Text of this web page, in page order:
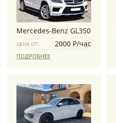
Mercedes-Benz GL350
ЦЕНА ОТ: 2000 Р/час
ПОДРОБНЕЕ